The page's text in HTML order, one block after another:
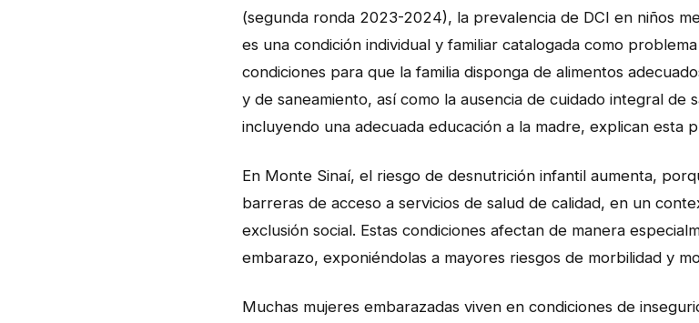
(segunda ronda 2023-2024), la prevalencia de DCI en niños
es una condición individual y familiar catalogada como
condiciones para que la familia disponga de alimentos
y de saneamiento, así como la ausencia de cuidado integral de
incluyendo una adecuada educación a la madre, explican esta
En Monte Sinaí, el riesgo de desnutrición infantil aumenta,
barreras de acceso a servicios de salud de calidad, en un
exclusión social. Estas condiciones afectan de manera
embarazo, exponiéndolas a mayores riesgos de morbilidad y
Muchas mujeres embarazadas viven en condiciones de